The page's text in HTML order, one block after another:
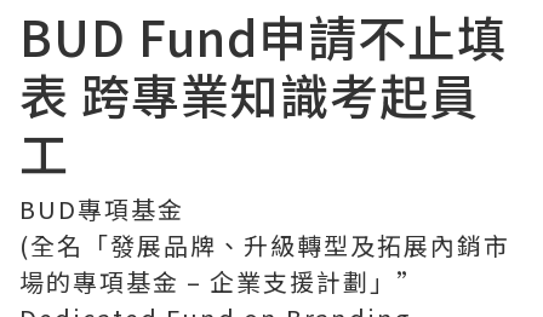
BUD Fund申請不止填
表 跨專業知識考起員
工
BUD專項基金
(全名「發展品牌、升級轉型及拓展內銷市
場的專項基金 – 企業支援計劃」”